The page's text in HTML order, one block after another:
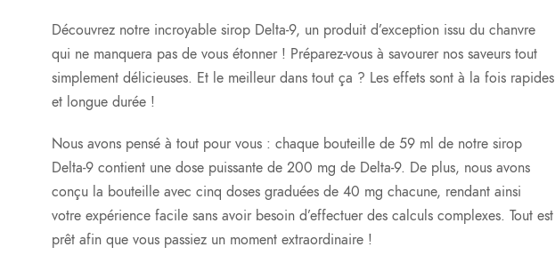
Découvrez notre incroyable sirop Delta-9, un produit d’exception issu du chanvre
qui ne manquera pas de vous étonner ! Préparez-vous à savourer nos saveurs tout
simplement délicieuses. Et le meilleur dans tout ça ? Les effets sont à la fois rapides
et longue durée !
Nous avons pensé à tout pour vous : chaque bouteille de 59 ml de notre sirop
Delta-9 contient une dose puissante de 200 mg de Delta-9. De plus, nous avons
conçu la bouteille avec cinq doses graduées de 40 mg chacune, rendant ainsi
votre expérience facile sans avoir besoin d’effectuer des calculs complexes. Tout est
prêt afin que vous passiez un moment extraordinaire !